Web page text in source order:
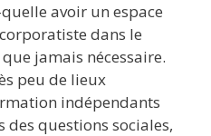
avoir un espace
dans le
jamais nécessaire.
peu de lieux
indépendants
questions sociales,